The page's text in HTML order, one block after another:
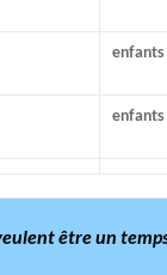
enfants
être un